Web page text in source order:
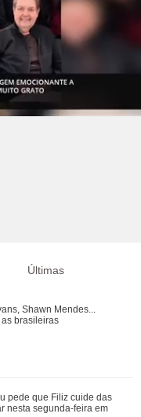
Shawn Mendes...
brasileiras
sobre sua decepção com
em...
Últimas
Shawn Mendes...
brasileiras
pede que Filiz cuide das
nesta segunda-feira em